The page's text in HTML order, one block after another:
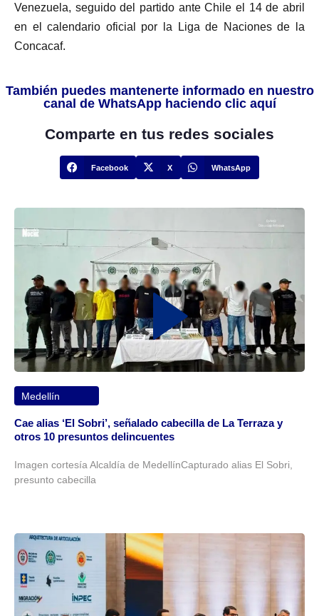
Venezuela, seguido del partido ante Chile el 14 de abril
en el calendario oficial por la Liga de Naciones de la
Concacaf.
También puedes mantenerte informado en nuestro
canal de WhatsApp haciendo clic aquí
Comparte en tus redes sociales
Facebook X WhatsApp
Medellín
Cae alias ‘El Sobri’, señalado cabecilla de La Terraza y
otros 10 presuntos delincuentes
Imagen cortesía Alcaldía de MedellínCapturado alias El Sobri,
presunto cabecilla